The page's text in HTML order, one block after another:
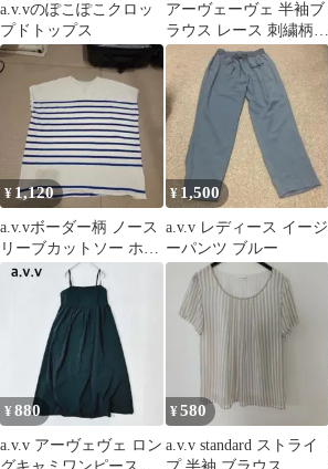
a.v.vのぽこぽこクロッ
プドトップス
アーヴェーヴェ 半袖ブ
ラウス レース 刺繍柄
フェミニン 大人可愛い
上品 Ｌ
¥ 1,120
a.v.vボーダー柄 ノース
リーブカットソー ホワ
イト×ブルー
¥ 1,500
a.v.v レディース イージ
ーパンツ ブルー
¥880
a.v.v アーヴェヴェ ロン
¥580
a.v.v standard ストライ